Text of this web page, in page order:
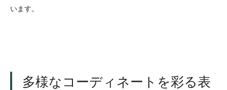
います。
多様なコーディネートを彩る表